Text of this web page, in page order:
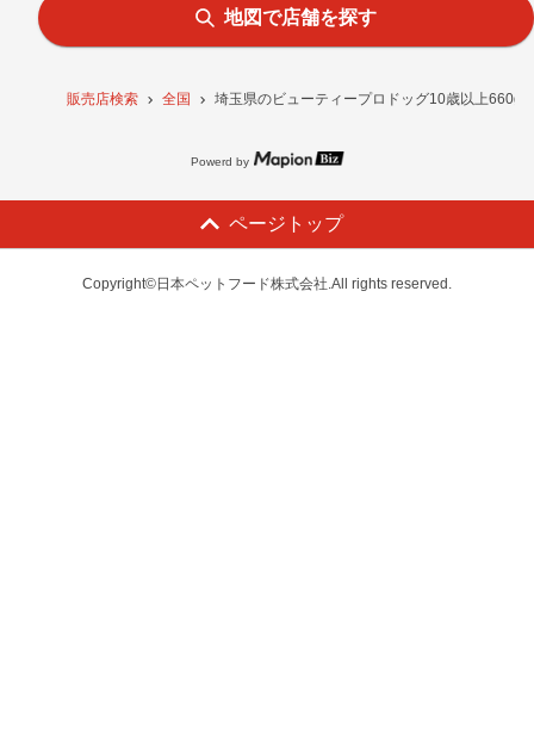
販売店検索 全国 埼玉県のビューティープロドッグ10歳以上660g
地図で店舗を探す
Powerd by
ページトップ
Copyright©日本ペットフード株式会社.All rights reserved.